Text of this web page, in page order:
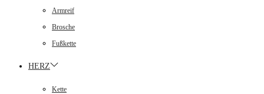
Armreif
Brosche
Fußkette
HERZ
Kette